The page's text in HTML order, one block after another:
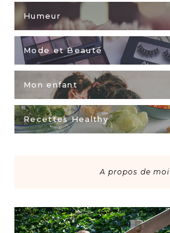
Humeur
Mode et Beauté
Mon enfant
Recettes Healthy
A propos de moi